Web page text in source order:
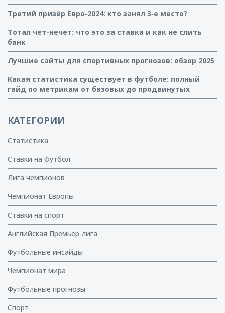
Третий призёр Евро‑2024: кто занял 3‑е место?
Тотал чет-нечет: что это за ставка и как не слить
банк
Лучшие сайты для спортивных прогнозов: обзор 2025
Какая статистика существует в футболе: полный
гайд по метрикам от базовых до продвинутых
КАТЕГОРИИ
Статистика
Ставки на футбол
Лига чемпионов
Чемпионат Европы
Ставки на спорт
Английская Премьер-лига
Футбольные инсайды
Чемпионат мира
Футбольные прогнозы
Спорт